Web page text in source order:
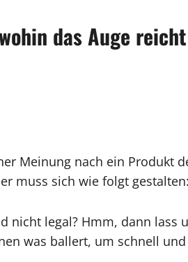
das Auge reicht
Meinung nach ein Produkt
muss sich wie folgt gestalten:
nicht legal? Hmm, dann
was ballert, um schnell